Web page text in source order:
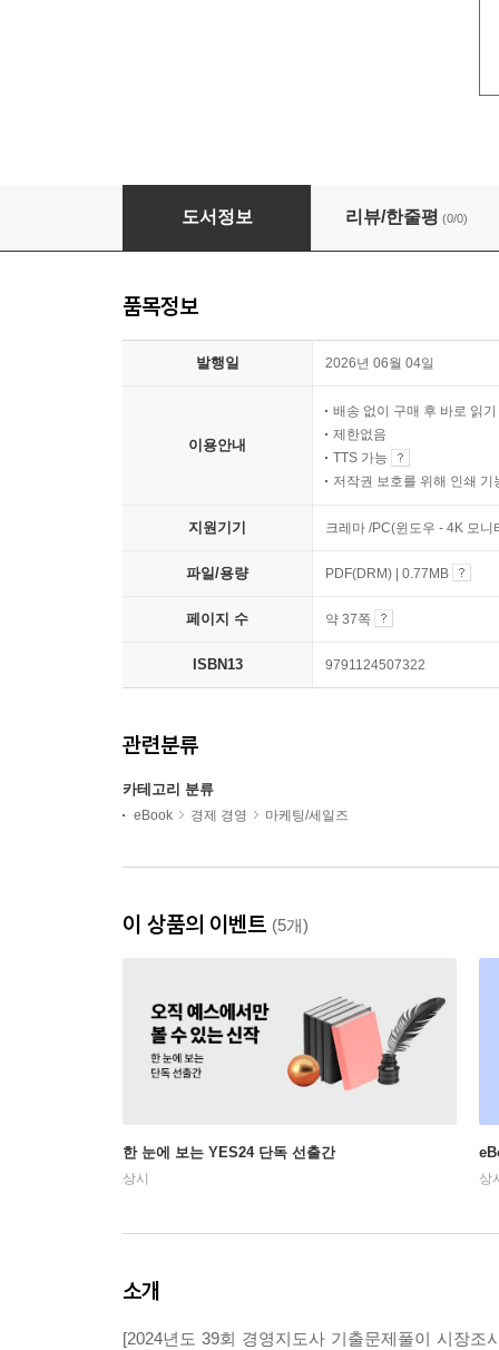
2024년도 제39회 경영지도사 기출문제풀이 시
도서정보 리뷰/한줄평 (0/0)
품목정보
발행일 2026년 06월 04일
이용안내
배송 없이 구매 후 바로 읽기
제한없음
TTS 가능
저작권 보호를 위해 인쇄 기
지원기기 크레마 /PC(윈도우 - 4K 모
파일/용량 PDF(DRM) | 0.77MB
페이지 수 약 37쪽
ISBN13 9791124507322
관련분류
카테고리 분류
eBook 경제 경영 마케팅/세일즈
이 상품의 이벤트 (5개)
한 눈에 보는 YES24 단독 선출간
상시 상
소개
[2024년도 39회 경영지도사 기출문제풀이 시장